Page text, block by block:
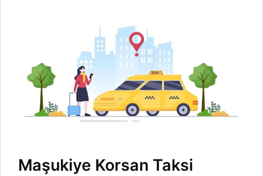
Maşukiye Korsan Taksi